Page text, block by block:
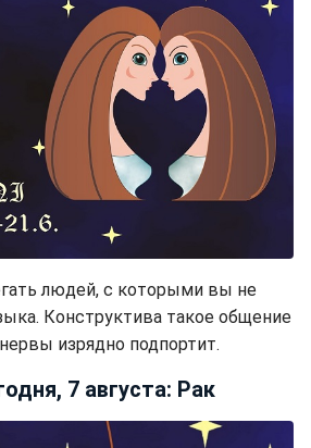
людей, с которыми вы не
Конструктива такое общение
изрядно подпортит.
7 августа: Рак